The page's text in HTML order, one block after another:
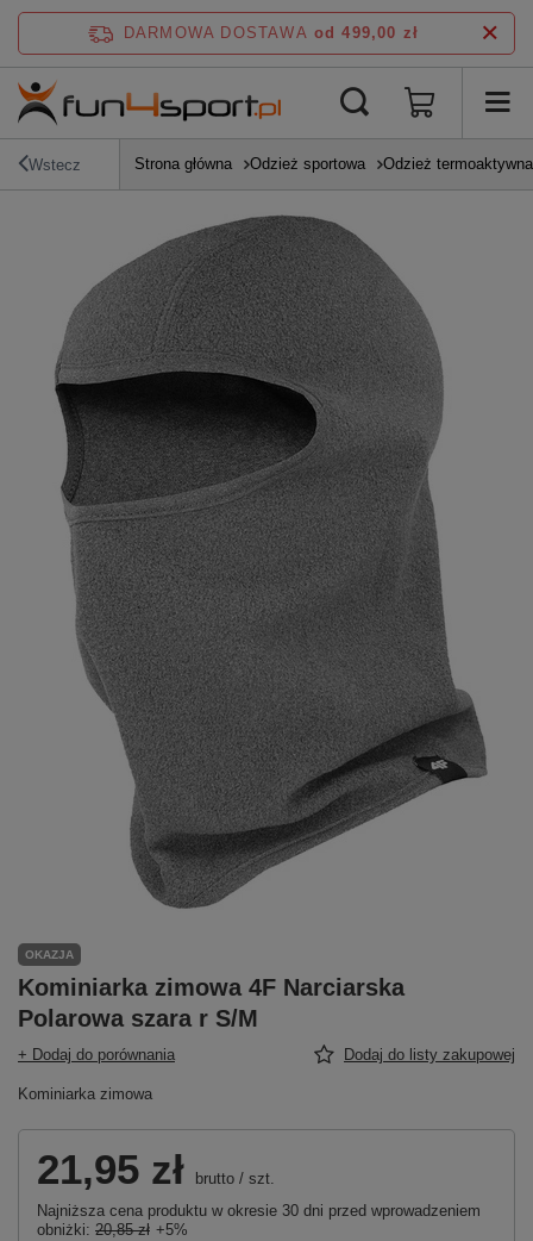
DARMOWA DOSTAWA od 499,00 zł
Wstecz Strona główna Odzież sportowa Odzież termoaktywna
OKAZJA
Kominiarka zimowa 4F Narciarska
Polarowa szara r S/M
+ Dodaj do porównania Dodaj do listy zakupowej
Kominiarka zimowa
21,95 zł brutto / szt.
Najniższa cena produktu w okresie 30 dni przed wprowadzeniem
obniżki: 20,85 zł +5%